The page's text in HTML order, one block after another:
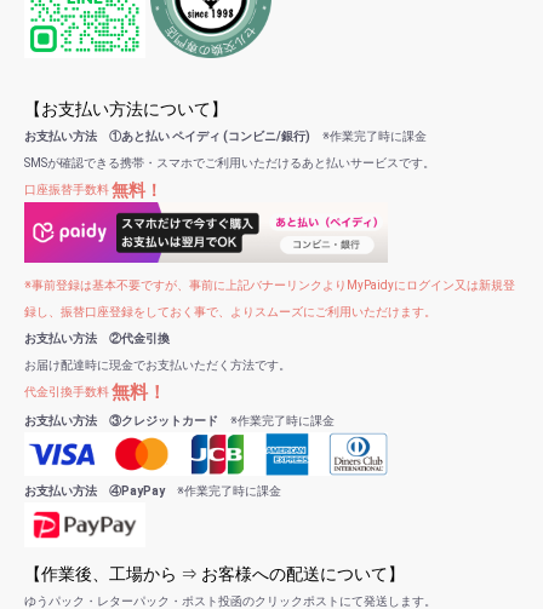
【お支払い方法について】
お支払い方法 ①あと払い ペイディ (コンビニ/銀行) ※作業完了時に課金
SMSが確認できる携帯・スマホでご利用いただけるあと払いサービスです。
口座振替手数料無料！
※事前登録は基本不要ですが、事前に上記バナーリンクよりMyPaidyにログイン又は新規登
録し、振替口座登録をしておく事で、よりスムーズにご利用いただけます。
お支払い方法 ②代金引換
お届け配達時に現金でお支払いただく方法です。
代金引換手数料無料！
お支払い方法 ③クレジットカード ※作業完了時に課金
お支払い方法 ④PayPay※作業完了時に課金
【作業後、工場から ⇒ お客様への配送について】
ゆうパック・レターパック・ポスト投函のクリックポストにて発送します。